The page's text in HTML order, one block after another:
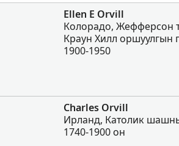
Ellen E Orvill
Колорадо, Жефферсон
Краун Хилл оршуулгын
1900-1950
Charles Orvill
Ирланд, Католик
1740-1900 он